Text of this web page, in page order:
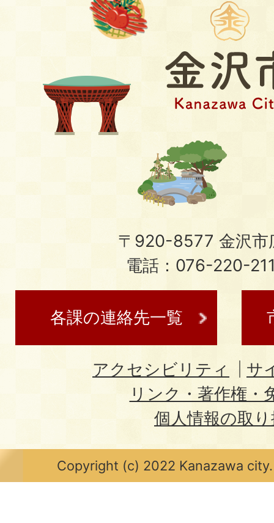
〒920-8577 金沢市
電話：076-220-
各課の連絡先一覧
アクセシビリティ
サ
リンク・著作権・
個人情報の取
Copyright (c) 2022 Kanazawa